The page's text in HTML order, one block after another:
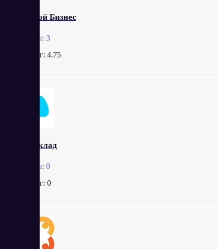
Простой Бизнес
Отзывы: 3
Рейтинг: 4.75
МойСклад
Отзывы: 0
Рейтинг: 0